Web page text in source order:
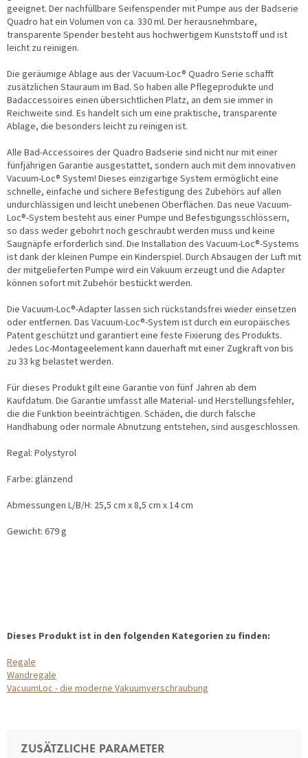
geeignet. Der nachfüllbare Seifenspender mit Pumpe aus der Badserie
Quadro hat ein Volumen von ca. 330 ml. Der herausnehmbare,
transparente Spender besteht aus hochwertigem Kunststoff und ist
leicht zu reinigen.
Die geräumige Ablage aus der Vacuum-Loc® Quadro Serie schafft
zusätzlichen Stauraum im Bad. So haben alle Pflegeprodukte und
Badaccessoires einen übersichtlichen Platz, an dem sie immer in
Reichweite sind. Es handelt sich um eine praktische, transparente
Ablage, die besonders leicht zu reinigen ist.
Alle Bad-Accessoires der Quadro Badserie sind nicht nur mit einer
fünfjährigen Garantie ausgestattet, sondern auch mit dem innovativen
Vacuum-Loc® System! Dieses einzigartige System ermöglicht eine
schnelle, einfache und sichere Befestigung des Zubehörs auf allen
undurchlässigen und leicht unebenen Oberflächen. Das neue Vacuum-
Loc®-System besteht aus einer Pumpe und Befestigungsschlössern,
so dass weder gebohrt noch geschraubt werden muss und keine
Saugnäpfe erforderlich sind. Die Installation des Vacuum-Loc®-Systems
ist dank der kleinen Pumpe ein Kinderspiel. Durch Absaugen der Luft mit
der mitgelieferten Pumpe wird ein Vakuum erzeugt und die Adapter
können sofort mit Zubehör bestückt werden.
Die Vacuum-Loc®-Adapter lassen sich rückstandsfrei wieder einsetzen
oder entfernen. Das Vacuum-Loc®-System ist durch ein europäisches
Patent geschützt und garantiert eine feste Fixierung des Produkts.
Jedes Loc-Montageelement kann dauerhaft mit einer Zugkraft von bis
zu 33 kg belastet werden.
Für dieses Produkt gilt eine Garantie von fünf Jahren ab dem
Kaufdatum. Die Garantie umfasst alle Material- und Herstellungsfehler,
die die Funktion beeinträchtigen. Schäden, die durch falsche
Handhabung oder normale Abnutzung entstehen, sind ausgeschlossen.
Regal: Polystyrol
Farbe: glänzend
Abmessungen L/B/H: 25,5 cm x 8,5 cm x 14 cm
Gewicht: 679 g
Dieses Produkt ist in den folgenden Kategorien zu finden:
Regale
Wandregale
VacuumLoc - die moderne Vakuumverschraubung
ZUSÄTZLICHE PARAMETER